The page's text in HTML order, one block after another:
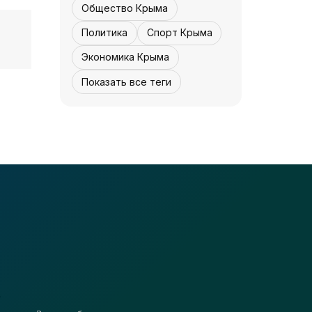
Общество Крыма
Политика Спорт Крыма
Экономика Крыма
Показать все теги